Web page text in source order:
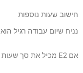
חישוב שעות נוספות
נניח שיום עבודה רגיל הוא 8 שעות.
אם E2 מכיל את סך שעות העבודה, אפשר לחשב שעות נוספות כך: